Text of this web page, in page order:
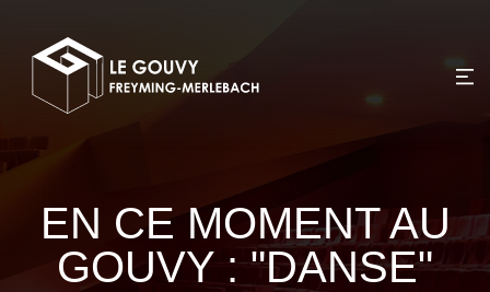
EN CE MOMENT AU
GOUVY : "DANSE"